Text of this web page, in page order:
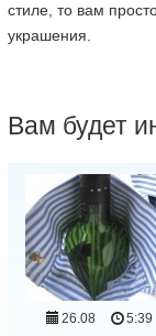
стиле, то вам
украшения.
Вам будет
26.08 5:39